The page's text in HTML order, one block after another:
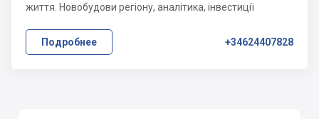
життя. Новобудови регіону, аналітика, інвестиції
Подробнее +34624407828